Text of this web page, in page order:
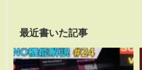
最近書いた記事